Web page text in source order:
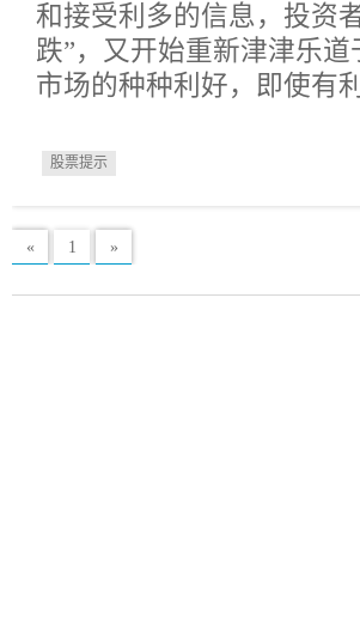
和接受利多的信息，投资
跌”，又开始重新津津乐
市场的种种利好，即使有
股票提示
« 1 »